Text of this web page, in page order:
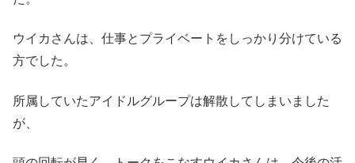
ウイカさんは、仕事とプライベートをしっかり分けている
方でした。
所属していたアイドルグループは解散してしまいました
が、